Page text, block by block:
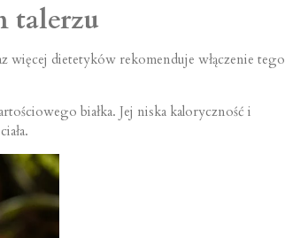
talerzu
więcej dietetyków rekomenduje włączenie tego
białka. Jej niska kaloryczność i